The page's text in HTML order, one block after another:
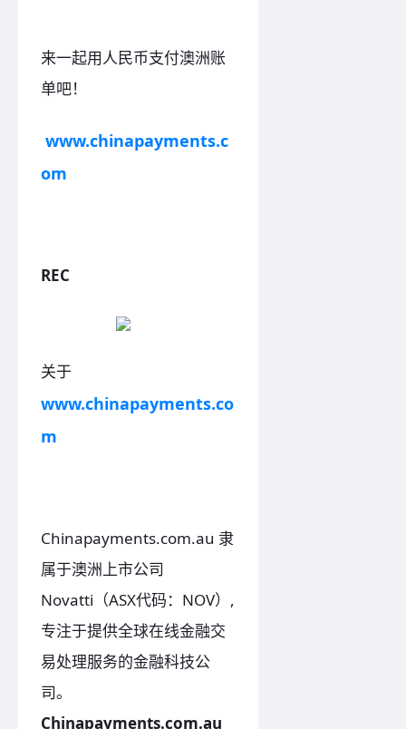
来一起用人民币支付澳洲账
单吧！
www.chinapayments.c
om
REC
关于
www.chinapayments.co
m
Chinapayments.com.au 隶
属于澳洲上市公司
Novatti（ASX代码：NOV）,
专注于提供全球在线金融交
易处理服务的金融科技公
司。
Chinapayments.com.au